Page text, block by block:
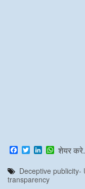
F
a
c
e
b
T
w
t
t
L
n
k
e
W
t
शेयर
Deceptive publicity-
transparency